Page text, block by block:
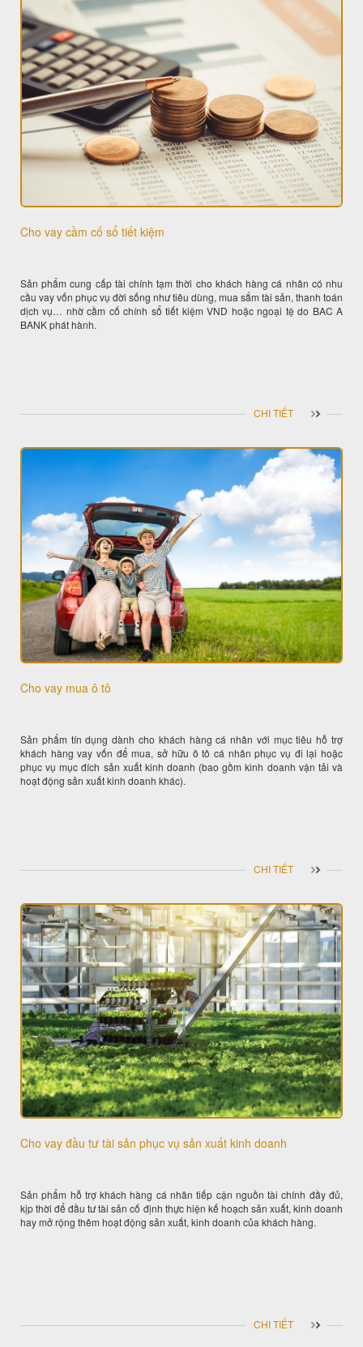
Cho vay cầm cố sổ tiết kiệm
Sản phẩm cung cấp tài chính tạm thời cho khách hàng cá nhân có nhu
cầu vay vốn phục vụ đời sống như tiêu dùng, mua sắm tài sản, thanh toán
dịch vụ… nhờ cầm cố chính sổ tiết kiệm VND hoặc ngoại tệ do BAC A
BANK phát hành.
CHI TIẾT
Cho vay mua ô tô
Sản phẩm tín dụng dành cho khách hàng cá nhân với mục tiêu hỗ trợ
khách hàng vay vốn để mua, sở hữu ô tô cá nhân phục vụ đi lại hoặc
phục vụ mục đích sản xuất kinh doanh (bao gồm kinh doanh vận tải và
hoạt động sản xuất kinh doanh khác).
CHI TIẾT
Cho vay đầu tư tài sản phục vụ sản xuất kinh doanh
Sản phẩm hỗ trợ khách hàng cá nhân tiếp cận nguồn tài chính đầy đủ,
kịp thời để đầu tư tài sản cố định thực hiện kế hoạch sản xuất, kinh doanh
hay mở rộng thêm hoạt động sản xuất, kinh doanh của khách hàng.
CHI TIẾT